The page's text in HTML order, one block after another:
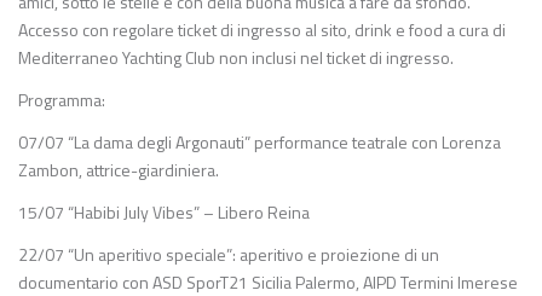
Accesso con regolare ticket di ingresso al sito, drink e food a cura di
Mediterraneo Yachting Club non inclusi nel ticket di ingresso.
Programma:
07/07 “La dama degli Argonauti” performance teatrale con Lorenza
Zambon, attrice-giardiniera.
15/07 “Habibi July Vibes” – Libero Reina
22/07 “Un aperitivo speciale”: aperitivo e proiezione di un
documentario con ASD SporT21 Sicilia Palermo, AIPD Termini Imerese